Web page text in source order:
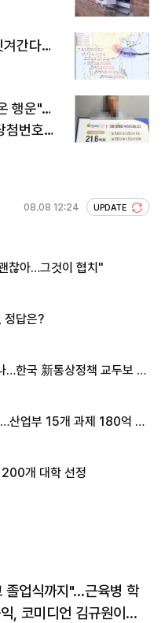
겨간다…
행운"…
번호조
08.08 12:24 UPDATE
찮아…그것이 협치"
정답은?
…한국 新통상정책 교두보 활
산업부 15개 과제 180억 지
개 대학 선정
졸업식까지"…근육병 학
, 코미디언 김규원이었